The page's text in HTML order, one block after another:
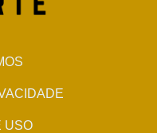
USO